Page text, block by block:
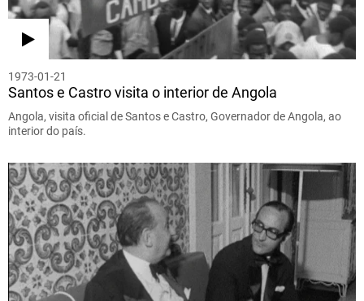
1973-01-21
Santos e Castro visita o interior de Angola
Angola, visita oficial de Santos e Castro, Governador de Angola, ao
interior do país.